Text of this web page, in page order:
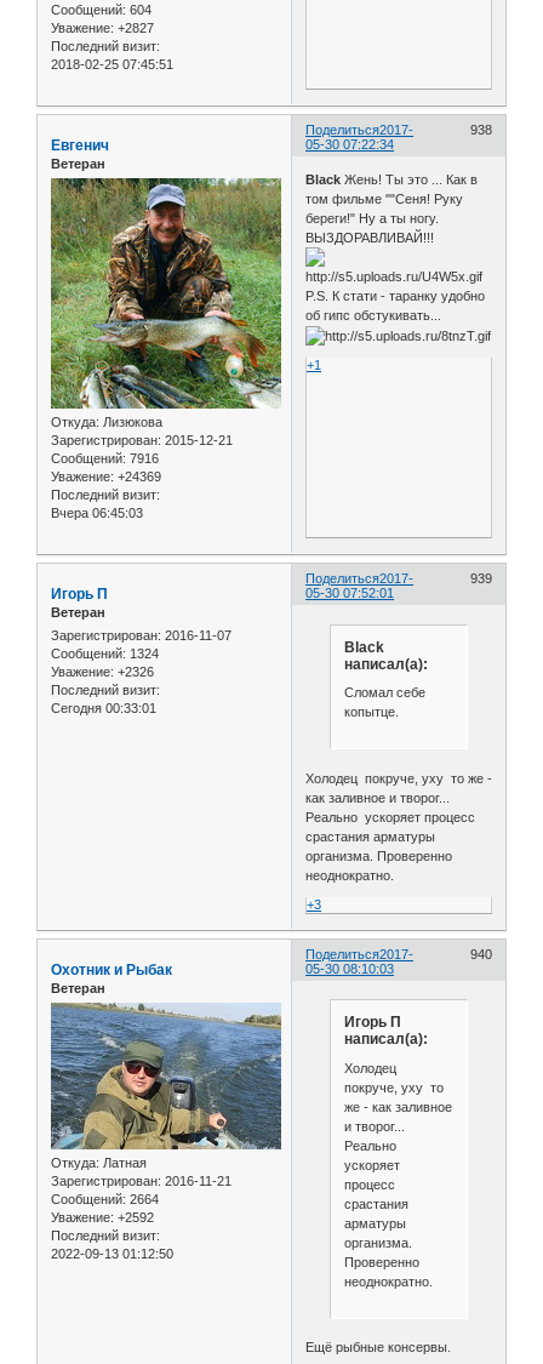
Сообщений: 604
Уважение: +2827
Последний визит:
2018-02-25 07:45:51
Поделиться 938
2017-
05-30 07:22:34
Евгенич
Ветеран
Откуда: Лизюкова
Зарегистрирован: 2015-12-21
Сообщений: 7916
Уважение: +24369
Последний визит:
Вчера 06:45:03
Black Жень! Ты это ... Как в
том фильме ""Сеня! Руку
береги!" Ну а ты ногу.
ВЫЗДОРАВЛИВАЙ!!!
P.S. К стати - таранку удобно
об гипс обстукивать...
+1
Поделиться 939
2017-
05-30 07:52:01
Игорь П
Ветеран
Зарегистрирован: 2016-11-07
Сообщений: 1324
Уважение: +2326
Последний визит:
Сегодня 00:33:01
Black
написал(а):
Сломал себе
копытце.
Холодец покруче, уху то же -
как заливное и творог...
Реально ускоряет процесс
срастания арматуры
организма. Проверенно
неоднократно.
+3
Поделиться 940
2017-
05-30 08:10:03
Охотник и Рыбак
Ветеран
Откуда: Латная
Зарегистрирован: 2016-11-21
Сообщений: 2664
Уважение: +2592
Последний визит:
2022-09-13 01:12:50
Игорь П
написал(а):
Холодец
покруче, уху то
же - как заливное
и творог...
Реально
ускоряет
процесс
срастания
арматуры
организма.
Проверенно
неоднократно.
Ещё рыбные консервы.